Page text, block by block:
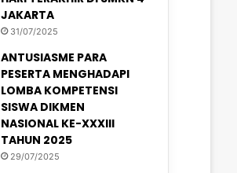
JAKARTA
31/07/2025
ANTUSIASME PARA
PESERTA MENGHADAPI
LOMBA KOMPETENSI
SISWA DIKMEN
NASIONAL KE-XXXIII
TAHUN 2025
29/07/2025